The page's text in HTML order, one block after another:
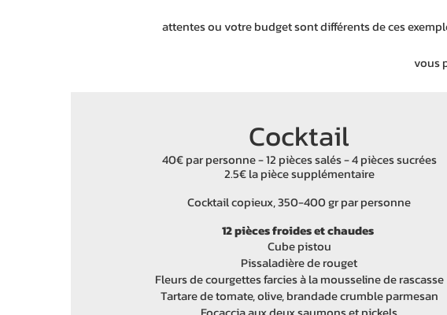
attentes ou votre budget sont différents de ces
vous
Cocktail
40€ par personne - 12 pièces salés - 4 pièces sucrées
2.5€ la pièce supplémentaire
Cocktail copieux, 350-400 gr par personne
12 pièces froides et chaudes
Cube pistou
Pissaladière de rouget
Fleurs de courgettes farcies à la mousseline de rascasse
Tartare de tomate, olive, brandade crumble parmesan